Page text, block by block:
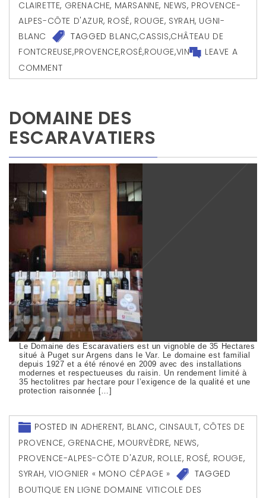
CLAIRETTE, GRENACHE, MARSANNE, NEWS, PROVENCE-
ALPES-CÔTE D'AZUR, ROSÉ, ROUGE, SYRAH, UGNI-
BLANC
TAGGED BLANC,CASSIS,CHÂTEAU DE
FONTCREUSE,PROVENCE,ROSÉ,ROUGE,VIN
LEAVE A
COMMENT
DOMAINE DES
ESCARAVATIERS
Le Domaine des Escaravatiers est un vignoble de 35 Hectares
situé à Puget sur Argens dans le Var. Le domaine est familial
depuis 1927 et a été rénové en 2009 avec des installations
modernes et respectueuses du raisin. Un rendement limité à
35 hectolitres par hectare pour l’exigence de la qualité et une
protection raisonnée […]
POSTED IN ADHERENT, BLANC, CINSAULT, CÔTES DE
PROVENCE, GRENACHE, MOURVÈDRE, NEWS,
PROVENCE-ALPES-CÔTE D'AZUR, ROLLE, ROSÉ, ROUGE,
SYRAH,VIOGNIER « MONO CÉPAGE »
TAGGED
BOUTIQUE EN LIGNE DOMAINE VITICOLE DES